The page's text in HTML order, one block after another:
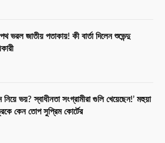
ভরল জাতীয় পতাকায়! কী বার্তা দিলেন শুভেন্দু
নিয়ে ভয়? স্বাধীনতা সংগ্রামীরা গুলি খেয়েছেন!’ মহুয়া
কেন তোপ সুপ্রিম কোর্টের